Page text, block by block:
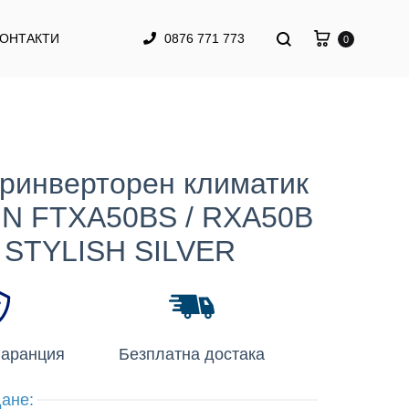
0876 771 773 0
климатик
FTXA50BS / RXA50B
STYLISH SILVER
Безплатна достака